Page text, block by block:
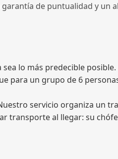
de puntualidad y un
lo más predecible posible.
para un grupo de 6
servicio organiza un
transporte al llegar: su